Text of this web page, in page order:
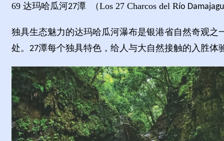
69 达玛哈瓜河27潭 （Los 27 Charcos del Río
独具生态魅力的达玛哈瓜河瀑布是银港省自然奇观之
处。 27潭每个独具特色，给人与大自然接触的入胜